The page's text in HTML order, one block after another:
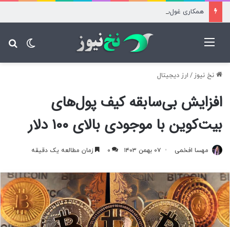
همکاری غول‌های مالی جهان با سیرکل برای راه‌اندازی شبکه آرک
نخ نیوز / ارز دیجیتال
افزایش بی‌سابقه کیف پول‌های
بیت‌کوین با موجودی بالای ۱۰۰ دلار
مهسا افخمی ۰۷ بهمن ۱۴۰۳ ۰ زمان مطالعه یک دقیقه